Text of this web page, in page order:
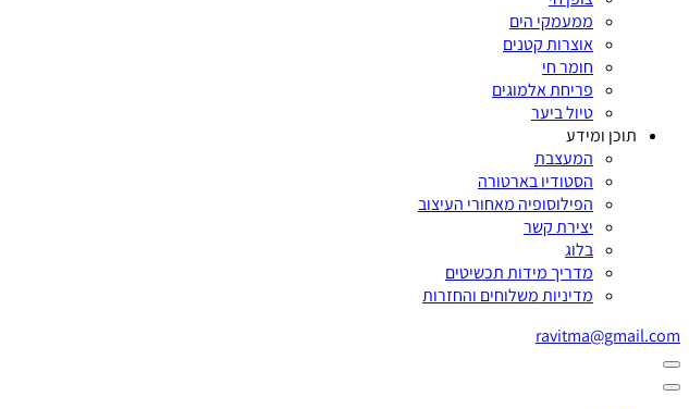
ממעמקי הים
אוצרות קטנים
חומר חי
פריחת אלמוגים
טיול ביער
תוכן ומידע
המעצבת
הסטודיו בארטורה
הפילוסופיה מאחורי העיצוב
יצירת קשר
בלוג
מדריך מידות תכשיטים
מדיניות משלוחים והחזרות
ravitma@gmail.com